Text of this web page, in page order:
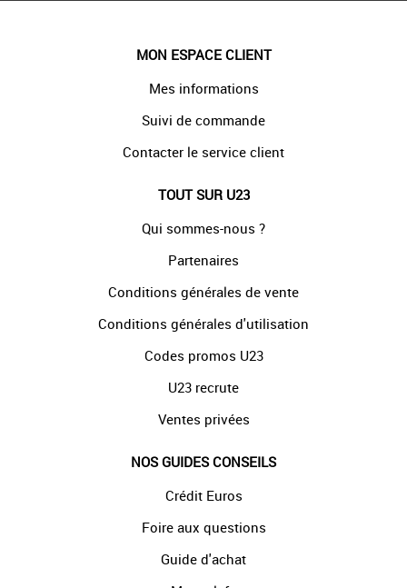
MON ESPACE CLIENT
Mes informations
Suivi de commande
Contacter le service client
TOUT SUR U23
Qui sommes-nous ?
Partenaires
Conditions générales de vente
Conditions générales d'utilisation
Codes promos U23
U23 recrute
Ventes privées
NOS GUIDES CONSEILS
Crédit Euros
Foire aux questions
Guide d'achat